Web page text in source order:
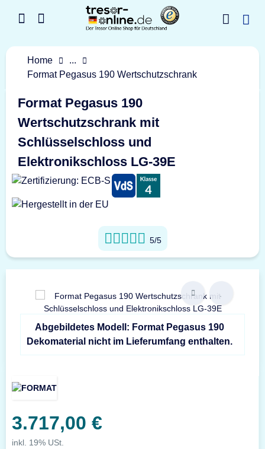
Home
...
Format Pegasus 190 Wertschutzschrank
Format Pegasus 190
Wertschutzschrank mit
Schlüsselschloss und
Elektronikschloss LG-39E
5/5
Abgebildetes Modell: Format Pegasus 190
Dekomaterial nicht im Lieferumfang enthalten.
3.717,00 €
inkl. 19% USt.